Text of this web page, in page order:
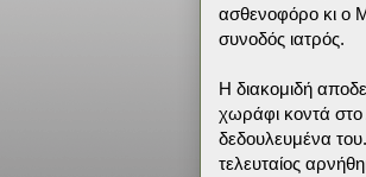
ασθενοφόρο κι ο
συνοδός ιατρός.
Η διακομιδή
χωράφι κοντά
δεδουλευμένα
τελευταίος